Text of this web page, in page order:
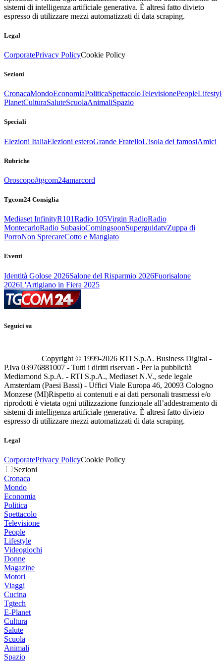
sistemi di intelligenza artificiale generativa. È altresì fatto divieto
espresso di utilizzare mezzi automatizzati di data scraping.
Legal
CorporatePrivacy PolicyCookie Policy
Sezioni
CronacaMondoEconomiaPoliticaSpettacoloTelevisionePeople
PlanetCulturaSaluteScuolaAnimaliSpazio
Speciali
Elezioni ItaliaElezioni esteroGrande FratelloL'isola dei famosiAmici
Rubriche
Oroscopo#tgcom24amarcord
Tgcom24 Consiglia
Mediaset InfinityR101Radio 105Virgin RadioRadio
MontecarloRadio SubasioComingsoonSuperguidatvZuppa di
PorroNon SprecareCotto e Mangiato
Eventi
Identità Golose 2026Salone del Risparmio 2026Fuorisalone
2026L'Artigiano in Fiera 2025
Seguici su
Copyright © 1999-2026 RTI S.p.A. Business Digital -
P.Iva 03976881007 - Tutti i diritti riservati - Per la pubblicità
Mediamond S.p.A. - RTI S.p.A., Mediaset N.V., sede legale
Amsterdam (Paesi Bassi) - Uffici Viale Europa 46, 20093 Cologno
Monzese (MI)Rispetto ai contenuti e ai dati personali trasmessi e/o
riprodotti è vietata ogni utilizzazione funzionale all’addestramento di
sistemi di intelligenza artificiale generativa. È altresì fatto divieto
espresso di utilizzare mezzi automatizzati di data scraping.
Legal
CorporatePrivacy PolicyCookie Policy
Sezioni
Cronaca
Mondo
Economia
Politica
Spettacolo
Televisione
People
Lifestyle
Videogiochi
Donne
Magazine
Motori
Viaggi
Cucina
Tgtech
E-Planet
Cultura
Salute
Scuola
Animali
Spazio